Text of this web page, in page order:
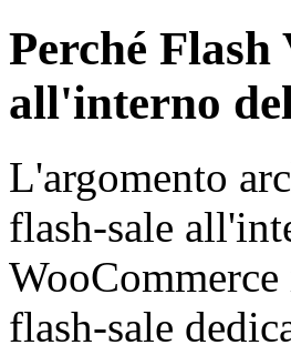
Perché
all'interno
L'argomento
flash-sale
flash-sale